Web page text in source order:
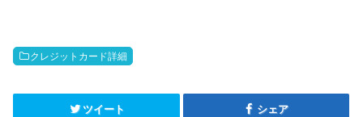
クレジットカード詳細
ツイート シェア